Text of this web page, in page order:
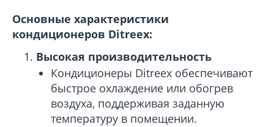
Основные характеристики
кондиционеров Ditreex:
Высокая производительность
Кондиционеры Ditreex обеспечивают
быстрое охлаждение или обогрев
воздуха, поддерживая заданную
температуру в помещении.